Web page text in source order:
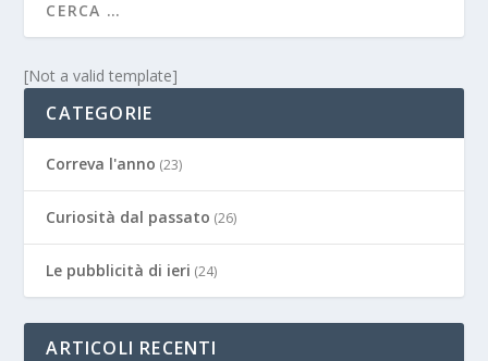
[Not a valid template]
CATEGORIE
Correva l'anno (23)
Curiosità dal passato (26)
Le pubblicità di ieri (24)
ARTICOLI RECENTI